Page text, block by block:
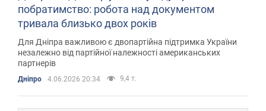
побратимство: робота над документом
тривала близько двох років
Для Дніпра важливою є двопартійна підтримка України
незалежно від партійної належності американських
партнерів
Дніпро 4.06.2026 20:34 9,4 т.